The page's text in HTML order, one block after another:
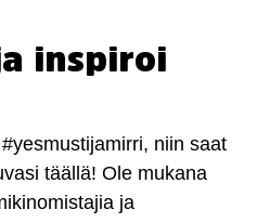
inspiroi
niin saat
täällä! Ole mukana
ja